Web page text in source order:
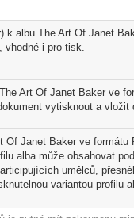
k albu The Art Of Janet
i pro tisk.
Art Of Janet Baker ve
vytisknout a vložit
Of Janet Baker ve
alba může obsahovat
umělců,
variantou profilu